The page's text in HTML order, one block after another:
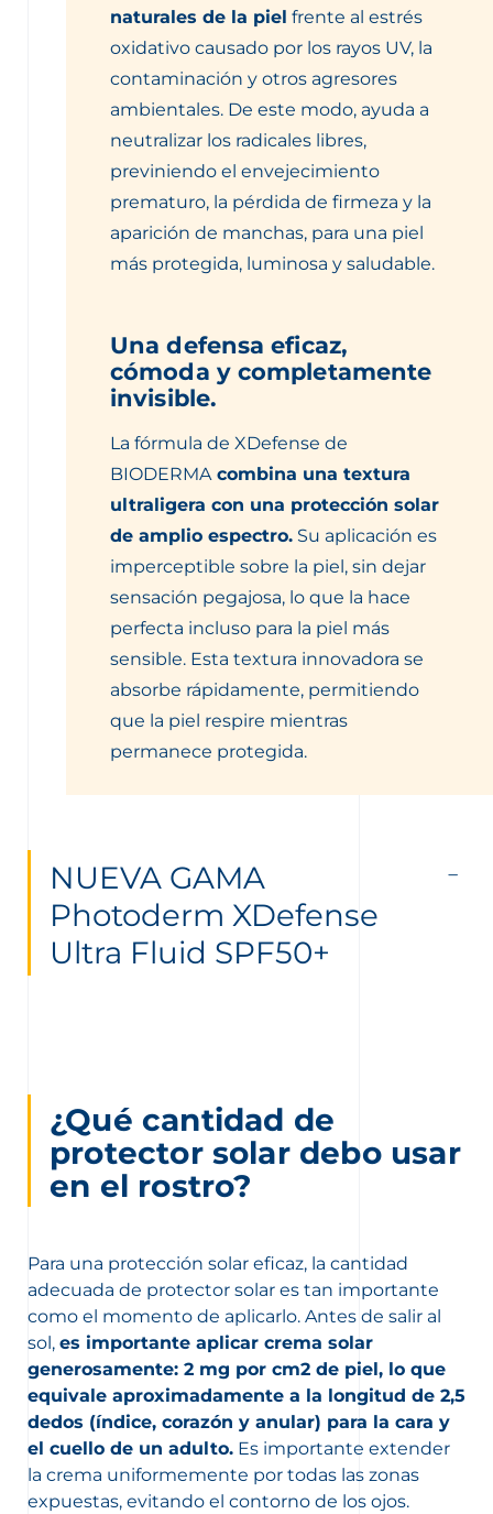
naturales de la piel frente al estrés
oxidativo causado por los rayos UV, la
contaminación y otros agresores
ambientales. De este modo, ayuda a
neutralizar los radicales libres,
previniendo el envejecimiento
prematuro, la pérdida de firmeza y la
aparición de manchas, para una piel
más protegida, luminosa y saludable.
Una defensa eficaz,
cómoda y completamente
invisible.
La fórmula de XDefense de
BIODERMAcombina una textura
ultraligera con una protección solar
de amplio espectro. Su aplicación es
imperceptible sobre la piel, sin dejar
sensación pegajosa, lo que la hace
perfecta incluso para la piel más
sensible. Esta textura innovadora se
absorbe rápidamente, permitiendo
que la piel respire mientras
permanece protegida.
NUEVA GAMA
Photoderm XDefense
Ultra Fluid SPF50+
¿Qué cantidad de
protector solar debo usar
en el rostro?
Para una protección solar eficaz, la cantidad
adecuada de protector solar es tan importante
como el momento de aplicarlo. Antes de salir al
sol, es importante aplicar crema solar
generosamente: 2 mg por cm2 de piel, lo que
equivale aproximadamente a la longitud de 2,5
dedos (índice, corazón y anular) para la cara y
el cuello de un adulto. Es importante extender
la crema uniformemente por todas las zonas
expuestas, evitando el contorno de los ojos.